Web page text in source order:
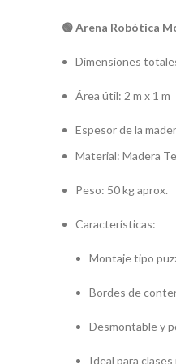
🟢 Arena Robótica
Dimensiones
Área útil: 2 m x 1 m
Espesor de la
Material: Madera
Peso: 50 kg aprox.
Características:
Montaje tipo
Bordes de
Desmontable y
Ideal para